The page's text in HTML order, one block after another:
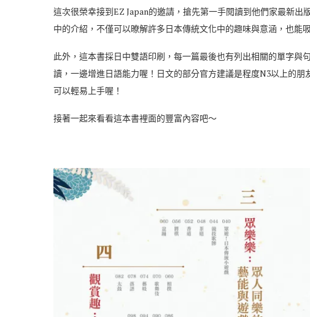
這次很榮幸接到EZ Japan的邀請，搶先第一手閱讀到他們家最新
中的介紹，不僅可以暸解許多日本傳統文化中的趣味與意涵，也能
此外，這本書採日中雙語印刷，每一篇最後也有列出相關的單字與
讀，一邊增進日語能力喔！日文的部分官方建議是程度N3以上的
可以輕易上手喔！
接著一起來看看這本書裡面的豐富內容吧～